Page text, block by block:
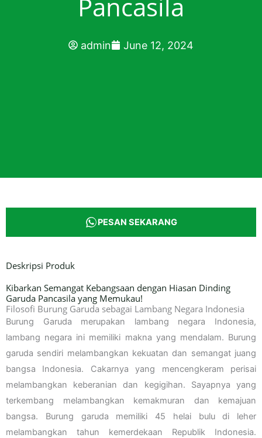
admin June 12, 2024
PESAN SEKARANG
Deskripsi Produk
Kibarkan Semangat Kebangsaan dengan Hiasan Dinding
Garuda Pancasila yang Memukau!
Filosofi Burung Garuda sebagai Lambang Negara Indonesia
Burung Garuda merupakan lambang negara Indonesia,
lambang negara ini memiliki makna yang mendalam. Burung
garuda sendiri melambangkan kekuatan dan semangat juang
bangsa Indonesia. Cakarnya yang mencengkeram perisai
melambangkan keberanian dan kegigihan. Sayapnya yang
terkembang melambangkan kemakmuran dan kemajuan
bangsa. Burung garuda memiliki 45 helai bulu di leher
melambangkan tahun kemerdekaan Republik Indonesia.